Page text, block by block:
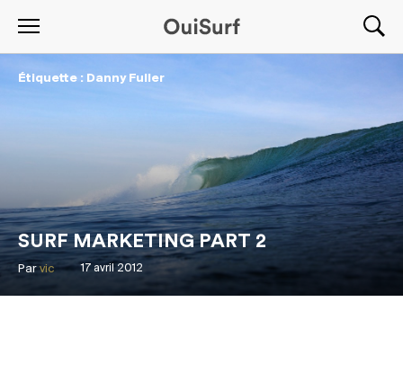
Étiquette : Danny Fuller
SURF MARKETING PART 2
17 avril 2012
Par vic